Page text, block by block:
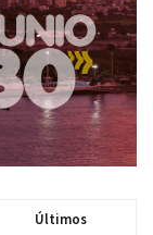
Últimos